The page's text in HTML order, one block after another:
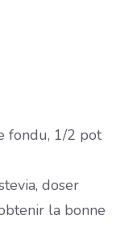
fondu, 1/2 pot
doser
la bonne